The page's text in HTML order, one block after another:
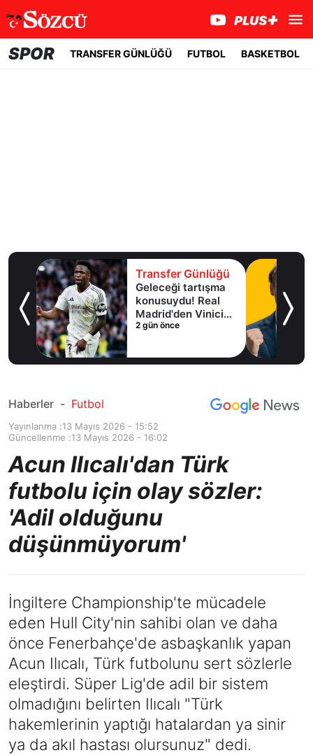
SPOR TRANSFER GÜNLÜĞÜ FUTBOL BASKETBOL
Transfer Günlüğü
Geleceği tartışma
konusuydu! Real
Madrid'den Vinicius
Junior kararı
2 gün önce
Haberler - Futbol
Yayınlanma :13 Mayıs 2026 - 15:52
Güncellenme :13 Mayıs 2026 - 16:02
Acun Ilıcalı'dan Türk
futbolu için olay sözler:
'Adil olduğunu
düşünmüyorum'
İngiltere Championship'te mücadele
eden Hull City'nin sahibi olan ve daha
önce Fenerbahçe'de asbaşkanlık yapan
Acun Ilıcalı, Türk futbolunu sert sözlerle
eleştirdi. Süper Lig'de adil bir sistem
olmadığını belirten Ilıcalı "Türk
hakemlerinin yaptığı hatalardan ya sinir
ya da akıl hastası olursunuz" dedi.